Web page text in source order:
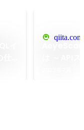
qiita.com